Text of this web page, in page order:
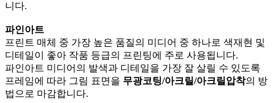
니다.
파인아트
프린트 매체 중 가장 높은 품질의 미디어 중 하나로 색재현 및
디테일이 좋아 작품 등급의 프린팅에 주로 사용됩니다.
파인아트 미디어의 발색과 디테일을 가장 잘 살릴 수 있도록
프레임에 따라 그림 표면을 무광코팅/아크릴/아크릴압착의 방
법으로 마감합니다.